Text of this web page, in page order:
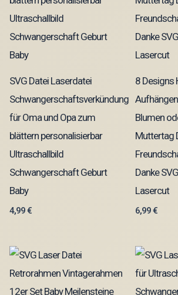
SVG Datei Laserdatei
Schwangerschaftsverkündung
für Oma und Opa zum
blättern personalisierbar
Ultraschallbild
Schwangerschaft Geburt
Baby
4,99€
8 Designs
Blumen
Muttertag
Danke
Lasercut
6,99€